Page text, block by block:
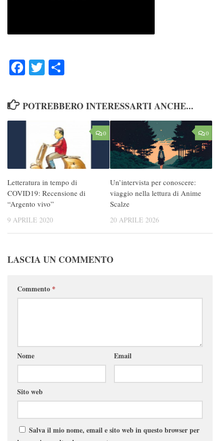
FacebookTwitter
POTREBBERO INTERESSARTI ANCHE...
0
Letteratura in tempo di
COVID19: Recensione di
“Argento vivo”
9 APRILE 2020
0
Un’intervista per conoscere:
viaggio nella lettura di Anime
Scalze
20 APRILE 2026
LASCIA UN COMMENTO
Commento *
Nome Email
Sito web
Salva il mio nome, email e sito web in questo browser per